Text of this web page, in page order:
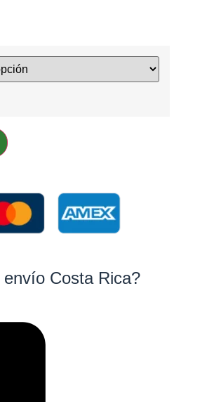
Costa Rica?